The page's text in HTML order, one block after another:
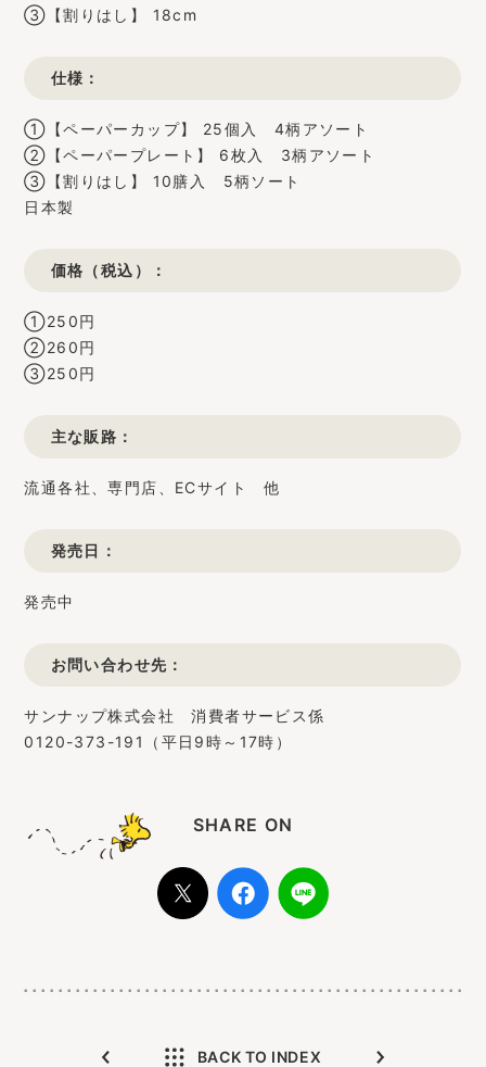
③【割りはし】 18cm
仕様：
①【ペーパーカップ】 25個入 4柄アソート
②【ペーパープレート】 6枚入 3柄アソート
③【割りはし】 10膳入 5柄ソート
日本製
価格（税込）：
①250円
②260円
③250円
主な販路：
流通各社、専門店、ECサイト 他
発売日：
発売中
お問い合わせ先：
サンナップ株式会社 消費者サービス係
0120-373-191（平日9時～17時）
SHARE ON
BACK TO INDEX